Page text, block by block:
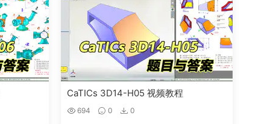
CaTICs 3D14-H05 视频教程
694 0 0